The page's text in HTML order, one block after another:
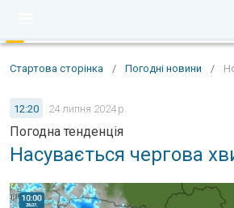
Стартова сторінка / Погодні новини /
12:20 24 липня 2024 р.
Погодна тенденція
Насувається чергова